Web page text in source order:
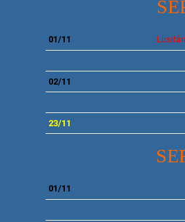
01/11
02/11
23/11
01/11